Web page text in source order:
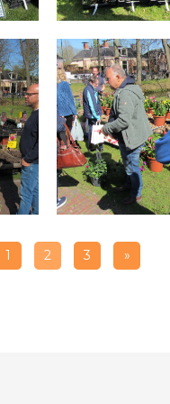
1 2 3 »